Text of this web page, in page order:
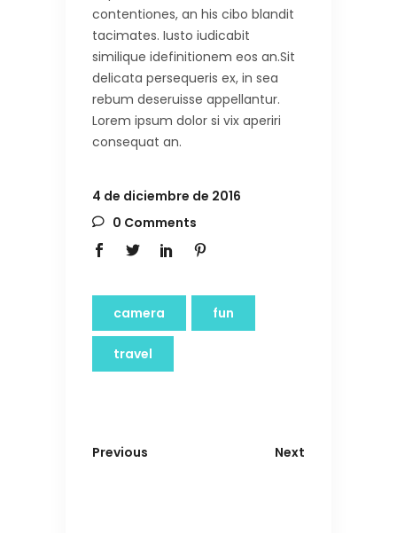
contentiones, an his cibo blandit
tacimates. Iusto iudicabit
similique idefinitionem eos an.Sit
delicata persequeris ex, in sea
rebum deseruisse appellantur.
Lorem ipsum dolor si vix aperiri
consequat an.
4 de diciembre de 2016
0 Comments
camera fun
travel
Previous Next